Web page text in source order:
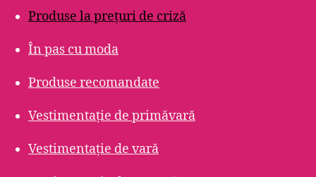
Produse la prețuri de criză
În pas cu moda
Produse recomandate
Vestimentație de primăvară
Vestimentație de vară